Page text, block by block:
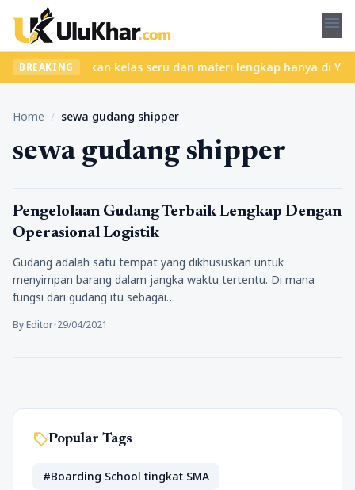
menu
BREAKING
ribet? Temukan kelas seru dan materi lengkap hanya di
Home / sewa gudang shipper
sewa gudang shipper
Tips Marketing
Pengelolaan Gudang Terbaik Lengkap Dengan
Operasional Logistik
Gudang adalah satu tempat yang dikhususkan untuk
menyimpan barang dalam jangka waktu tertentu. Di mana
fungsi dari gudang itu sebagai…
By Editor•29/04/2021
sellPopular Tags
#Boarding School tingkat SMA